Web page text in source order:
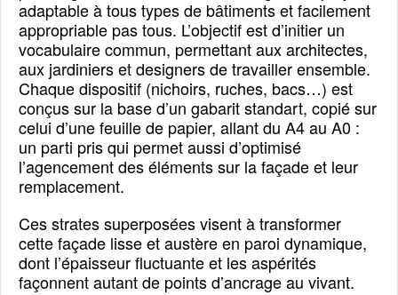
adaptable à tous types de bâtiments et facilement
appropriable pas tous. L’objectif est d’initier un
vocabulaire commun, permettant aux architectes,
aux jardiniers et designers de travailler ensemble.
Chaque dispositif (nichoirs, ruches, bacs…) est
conçus sur la base d’un gabarit standart, copié sur
celui d’une feuille de papier, allant du A4 au A0 :
un parti pris qui permet aussi d’optimisé
l’agencement des éléments sur la façade et leur
remplacement.
Ces strates superposées visent à transformer
cette façade lisse et austère en paroi dynamique,
dont l’épaisseur fluctuante et les aspérités
façonnent autant de points d’ancrage au vivant.